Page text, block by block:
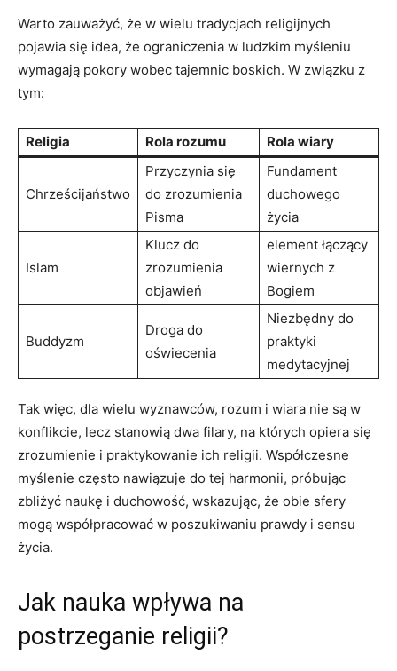
Warto zauważyć, że w wielu ⁢tradycjach ⁤religijnych
‌pojawia się idea, że ograniczenia⁤ w ludzkim⁢ myśleniu
wymagają pokory wobec tajemnic boskich. W związku z
tym:
Religia Rola rozumu Rola wiary
Chrześcijaństwo
Przyczynia się
do zrozumienia
Pisma
Fundament
duchowego
życia
Islam
Klucz do
zrozumienia⁢
objawień
element łączący
wiernych z
Bogiem
Buddyzm
Droga do
oświecenia
Niezbędny do
praktyki
⁣medytacyjnej
Tak więc, dla wielu wyznawców, rozum i wiara nie są w
konflikcie, lecz stanowią dwa filary, na których opiera ​się
⁣zrozumienie i praktykowanie ich religii. Współczesne
myślenie często nawiązuje do⁢ tej harmonii, próbując
zbliżyć ⁣naukę ⁢i duchowość, wskazując,⁢ że⁣ obie sfery
mogą współpracować w⁣ poszukiwaniu prawdy i‍ sensu
życia.
Jak nauka wpływa na
postrzeganie religii?